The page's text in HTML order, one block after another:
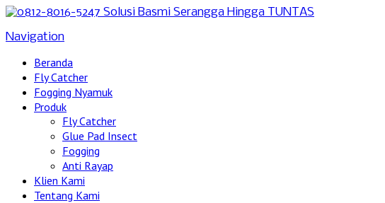
Navigation
Beranda
Fly Catcher
Fogging Nyamuk
Produk
Fly Catcher
Glue Pad Insect
Fogging
Anti Rayap
Klien Kami
Tentang Kami